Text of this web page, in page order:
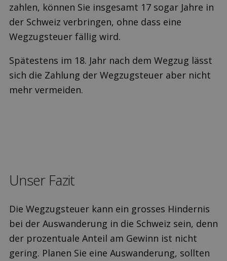
zahlen, können Sie insgesamt 17 sogar Jahre in
der Schweiz verbringen, ohne dass eine
Wegzugsteuer fällig wird.
Spätestens im 18. Jahr nach dem Wegzug lässt
sich die Zahlung der Wegzugsteuer aber nicht
mehr vermeiden.
Unser Fazit
Die Wegzugsteuer kann ein grosses Hindernis
bei der Auswanderung in die Schweiz sein, denn
der prozentuale Anteil am Gewinn ist nicht
gering. Planen Sie eine Auswanderung, sollten